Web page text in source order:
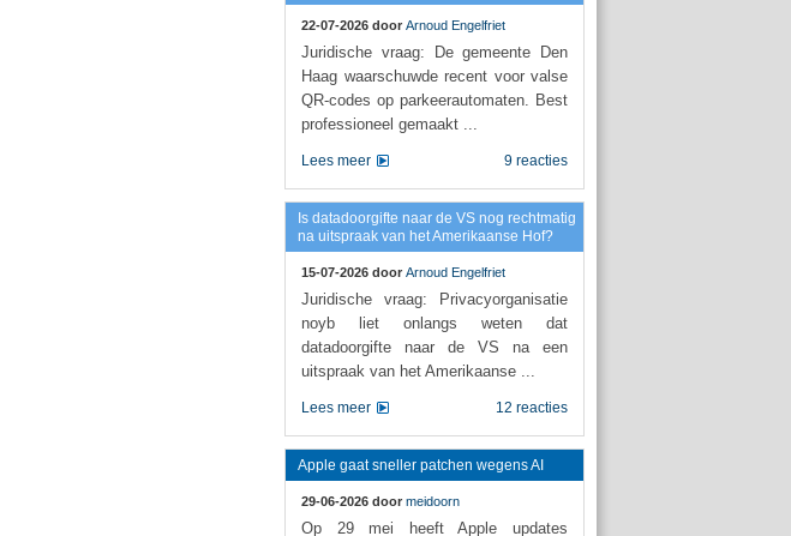
22-07-2026 door Arnoud Engelfriet
Juridische vraag: De gemeente Den
Haag waarschuwde recent voor valse
QR-codes op parkeerautomaten. Best
professioneel gemaakt ...
9 reacties
Lees meer
Is datadoorgifte naar de VS nog rechtmatig
na uitspraak van het Amerikaanse Hof?
15-07-2026 door Arnoud Engelfriet
Juridische vraag: Privacyorganisatie
noyb liet onlangs weten dat
datadoorgifte naar de VS na een
uitspraak van het Amerikaanse ...
12 reacties
Lees meer
Apple gaat sneller patchen wegens AI
29-06-2026 door meidoorn
Op 29 mei heeft Apple updates